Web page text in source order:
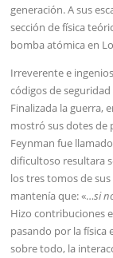
generación. A sus
sección de física
bomba atómica en
Irreverente e
códigos de
Finalizada la guerra,
mostró sus dotes de
Feynman fue
dificultoso resultara
los tres tomos de
mantenía que: «…si
Hizo contribuciones
pasando por la física
sobre todo, la